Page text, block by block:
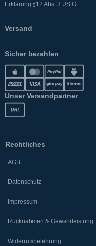
Erklärung §12 Abs. 3 UStG
Versand
Sicher bezahlen
Unser Versandpartner
Rechtliches
AGB
Datenschutz
Impressum
Rücknahmen & Gewährleistung
Widerrufsbelehrung